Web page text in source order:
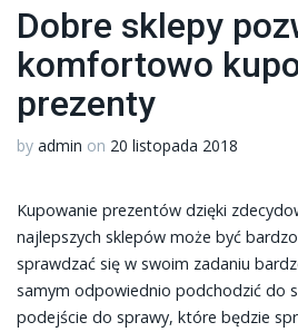
Dobre sklepy
komfortowo
prezenty
by admin on 20 listopada 2018
Kupowanie prezentów dzięki
najlepszych sklepów może być
sprawdzać się w swoim zadaniu
samym odpowiednio podchodzić do
podejście do sprawy, które będzie